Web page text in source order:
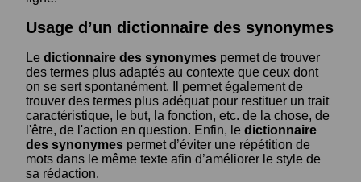
Usage d’un dictionnaire des synonymes
Le dictionnaire des synonymes permet de trouver
des termes plus adaptés au contexte que ceux dont
on se sert spontanément. Il permet également de
trouver des termes plus adéquat pour restituer un trait
caractéristique, le but, la fonction, etc. de la chose, de
l'être, de l'action en question. Enfin, le dictionnaire
des synonymes permet d’éviter une répétition de
mots dans le même texte afin d’améliorer le style de
sa rédaction.